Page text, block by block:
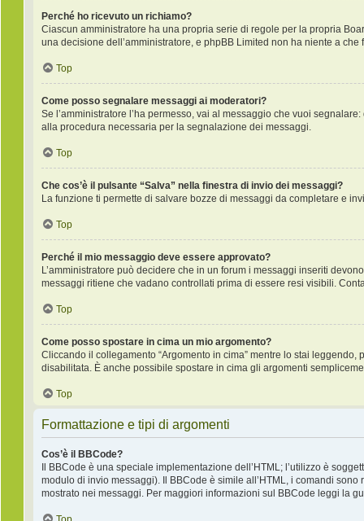
Perché ho ricevuto un richiamo?
Ciascun amministratore ha una propria serie di regole per la propria
una decisione dell’amministratore, e phpBB Limited non ha niente a che
Top
Come posso segnalare messaggi ai moderatori?
Se l’amministratore l’ha permesso, vai al messaggio che vuoi
alla procedura necessaria per la segnalazione dei messaggi.
Top
Che cos’è il pulsante “Salva” nella finestra di invio dei messaggi?
La funzione ti permette di salvare bozze di messaggi da completare e
Top
Perché il mio messaggio deve essere approvato?
L’amministratore può decidere che in un forum i messaggi inseriti
messaggi ritiene che vadano controllati prima di essere resi visibili.
Top
Come posso spostare in cima un mio argomento?
Cliccando il collegamento “Argomento in cima” mentre lo stai
disabilitata. È anche possibile spostare in cima gli argomenti
Top
Formattazione e tipi di argomenti
Cos’è il BBCode?
Il BBCode è una speciale implementazione dell’HTML; l’utilizzo è
modulo di invio messaggi). Il BBCode è simile all’HTML, i comandi
mostrato nei messaggi. Per maggiori informazioni sul BBCode leggi la